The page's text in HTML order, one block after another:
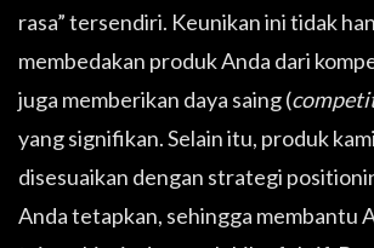
rasa” tersendiri. Keunikan ini tidak
membedakan produk Anda dari
juga memberikan daya saing (
yang signifikan. Selain itu, produk
disesuaikan dengan strategi
Anda tetapkan, sehingga membantu